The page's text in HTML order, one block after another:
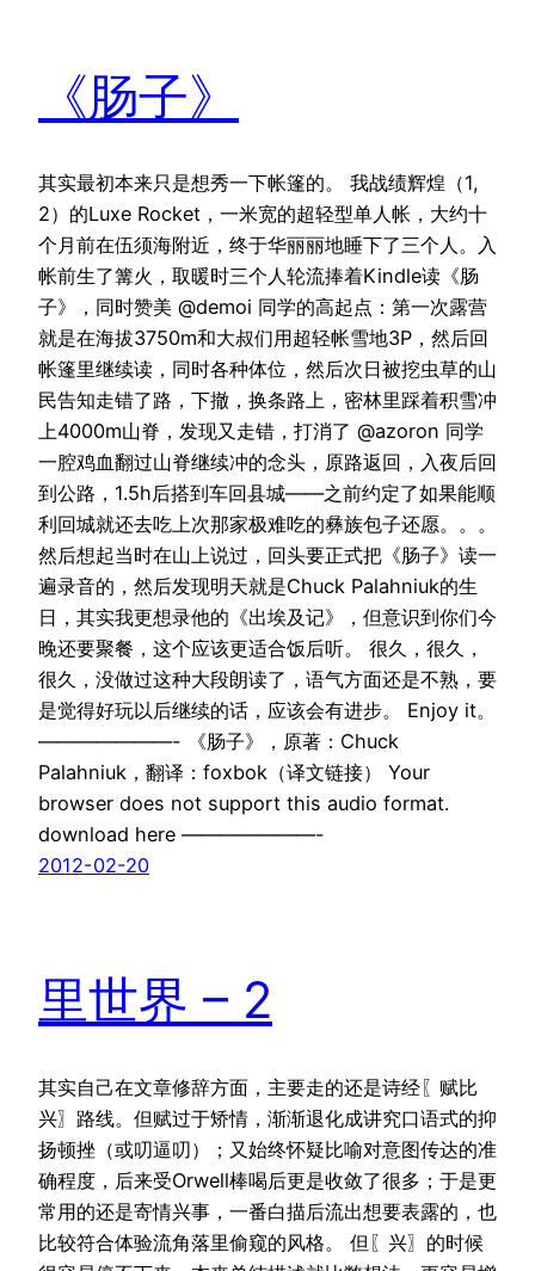
《肠子》
其实最初本来只是想秀一下帐篷的。 我战绩辉煌（1,
2）的Luxe Rocket，一米宽的超轻型单人帐，大约十
个月前在伍须海附近，终于华丽丽地睡下了三个人。入
帐前生了篝火，取暖时三个人轮流捧着Kindle读《肠
子》，同时赞美 @demoi 同学的高起点：第一次露营
就是在海拔3750m和大叔们用超轻帐雪地3P，然后回
帐篷里继续读，同时各种体位，然后次日被挖虫草的山
民告知走错了路，下撤，换条路上，密林里踩着积雪冲
上4000m山脊，发现又走错，打消了 @azoron 同学
一腔鸡血翻过山脊继续冲的念头，原路返回，入夜后回
到公路，1.5h后搭到车回县城——之前约定了如果能顺
利回城就还去吃上次那家极难吃的彝族包子还愿。。。
然后想起当时在山上说过，回头要正式把《肠子》读一
遍录音的，然后发现明天就是Chuck Palahniuk的生
日，其实我更想录他的《出埃及记》，但意识到你们今
晚还要聚餐，这个应该更适合饭后听。 很久，很久，
很久，没做过这种大段朗读了，语气方面还是不熟，要
是觉得好玩以后继续的话，应该会有进步。 Enjoy it。
———————- 《肠子》，原著：Chuck
Palahniuk，翻译：foxbok（译文链接） Your
browser does not support this audio format.
download here ———————-
2012-02-20
里世界 – 2
其实自己在文章修辞方面，主要走的还是诗经〖赋比
兴〗路线。但赋过于矫情，渐渐退化成讲究口语式的抑
扬顿挫（或叨逼叨）；又始终怀疑比喻对意图传达的准
确程度，后来受Orwell棒喝后更是收敛了很多；于是更
常用的还是寄情兴事，一番白描后流出想要表露的，也
比较符合体验流角落里偷窥的风格。 但〖兴〗的时候